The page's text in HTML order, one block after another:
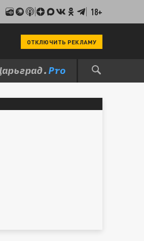
18+
ОТКЛЮЧИТЬ РЕКЛАМУ